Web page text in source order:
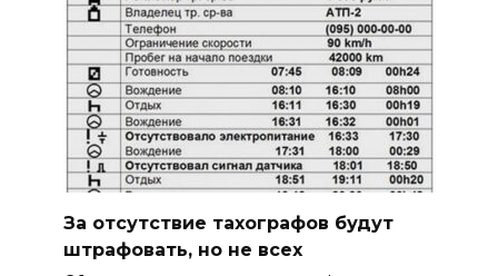
За отсутствие тахографов будут
штрафовать, но не всех